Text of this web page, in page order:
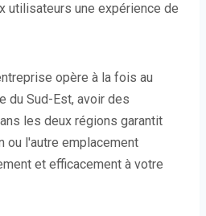
utilisateurs une expérience de
opère à la fois au
du Sud-Est, avoir des
les deux régions garantit
ou l'autre emplacement
et efficacement à votre